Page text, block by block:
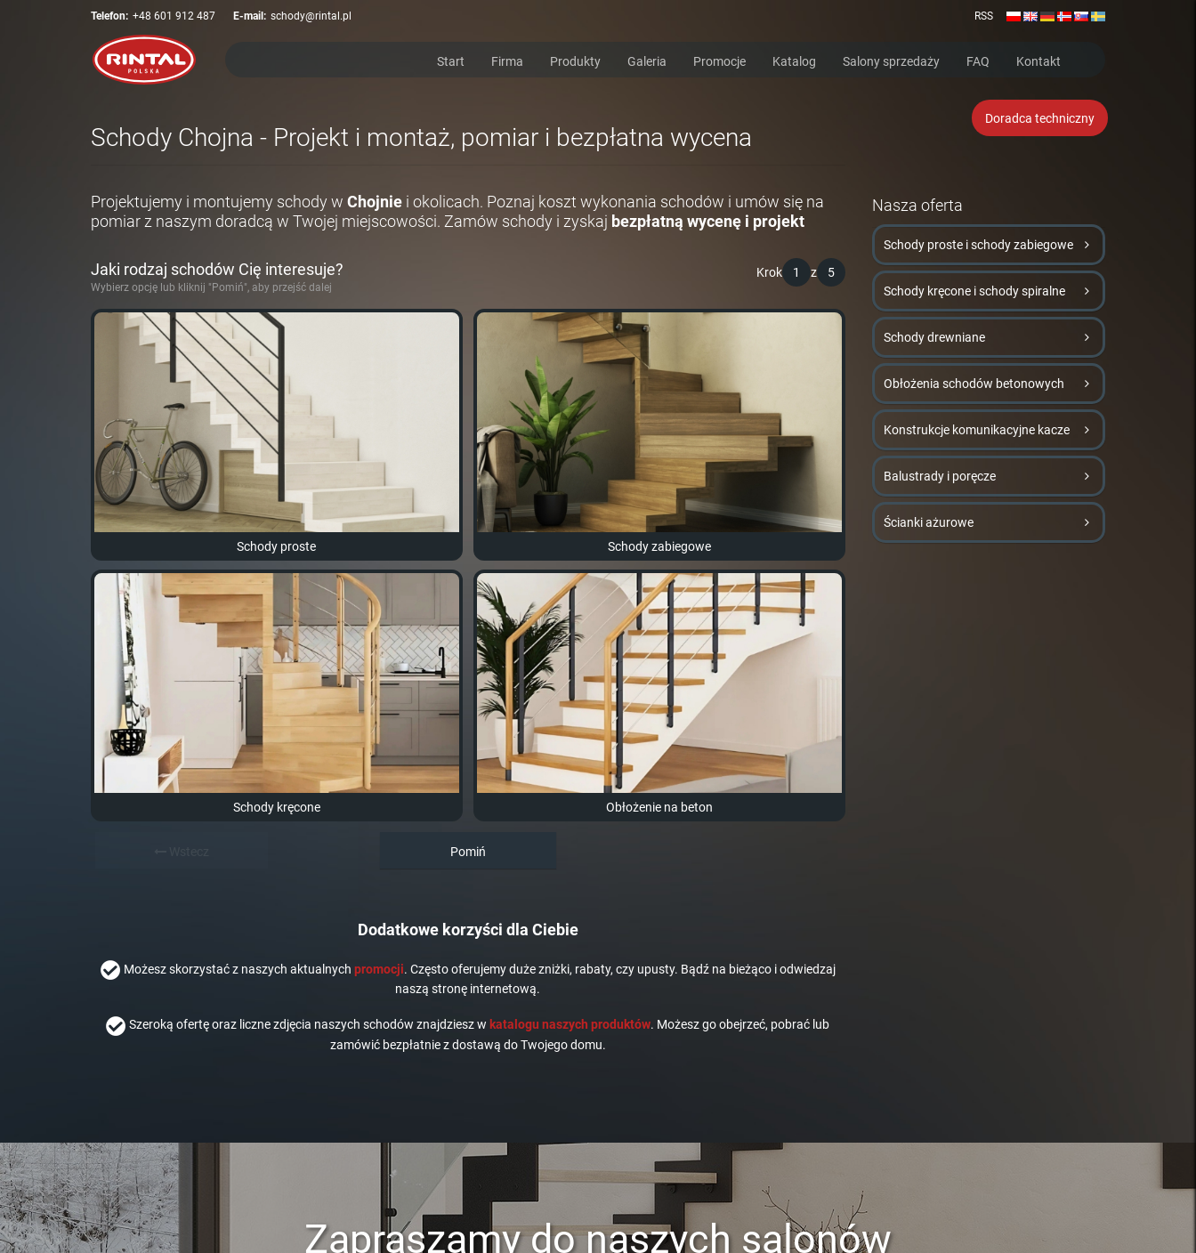
Telefon: +48 601 912 487 E-mail: schody@rintal.pl RSS
Start Firma Produkty Galeria Promocje Katalog Salony sprzedaży FAQ Kontakt
Doradca techniczny
Schody Chojna - Projekt i montaż, pomiar i bezpłatna wycena
Projektujemy i montujemy schody w Chojnie i okolicach. Poznaj koszt wykonania schodów i umów się na
pomiar z naszym doradcą w Twojej miejscowości. Zamów schody i zyskaj bezpłatną wycenę i projekt
Krok 1 z 5
Jaki rodzaj schodów Cię interesuje?
Wybierz opcję lub kliknij "Pomiń", aby przejść dalej
Schody proste Schody zabiegowe
Schody kręcone Obłożenie na beton
Pomiń
Dodatkowe korzyści dla Ciebie
Możesz skorzystać z naszych aktualnych promocji. Często oferujemy duże zniżki, rabaty, czy upusty. Bądź na bieżąco i odwiedzaj
naszą stronę internetową.
Szeroką ofertę oraz liczne zdjęcia naszych schodów znajdziesz w katalogu naszych produktów. Możesz go obejrzeć, pobrać lub
zamówić bezpłatnie z dostawą do Twojego domu.
Nasza oferta
Schody proste i schody zabiegowe
Schody kręcone i schody spiralne
Schody drewniane
Obłożenia schodów betonowych
Konstrukcje komunikacyjne kacze
Balustrady i poręcze
Ścianki ażurowe
Zapraszamy do naszych salonów